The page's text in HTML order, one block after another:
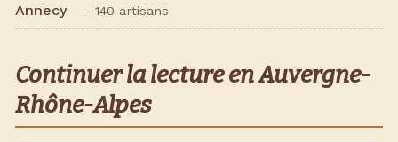
Annecy — 140 artisans
Continuer la lecture en Auvergne-
Rhône-Alpes